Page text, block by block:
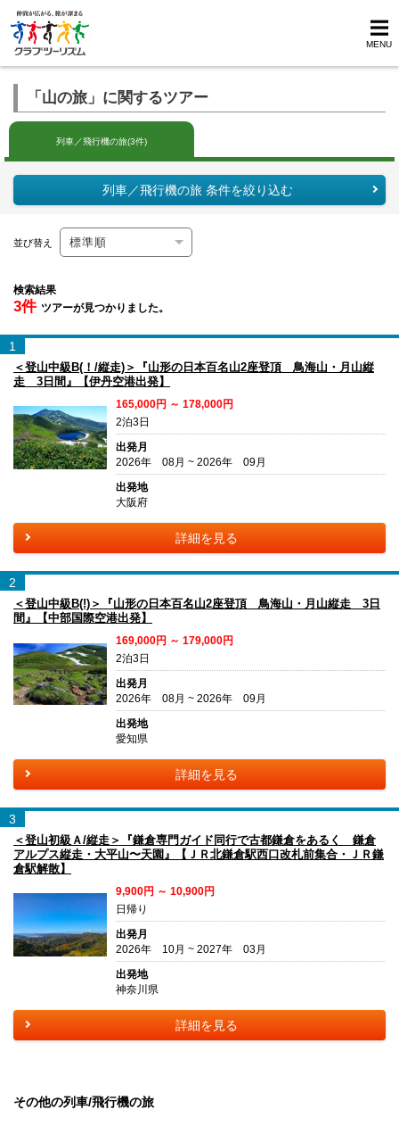
MENU
「山の旅」に関するツアー
列車／飛行機の旅(3件)
列車／飛行機の旅 条件を絞り込む
並び替え
検索結果
3件 ツアーが見つかりました。
1
＜登山中級B(！/縦走)＞『山形の日本百名山2座登頂 鳥海山・月山縦
走 3日間』【伊丹空港出発】
165,000円 ～ 178,000円
2泊3日
出発月
2026年 08月 ~ 2026年 09月
出発地
大阪府
詳細を見る
2
＜登山中級B(!)＞『山形の日本百名山2座登頂 鳥海山・月山縦走 3日
間』【中部国際空港出発】
169,000円 ～ 179,000円
2泊3日
出発月
2026年 08月 ~ 2026年 09月
出発地
愛知県
詳細を見る
3
＜登山初級Ａ/縦走＞『鎌倉専門ガイド同行で古都鎌倉をあるく 鎌倉
アルプス縦走・大平山〜天園』【ＪＲ北鎌倉駅西口改札前集合・ＪＲ鎌
倉駅解散】
9,900円 ～ 10,900円
日帰り
出発月
2026年 10月 ~ 2027年 03月
出発地
神奈川県
詳細を見る
その他の列車/飛行機の旅